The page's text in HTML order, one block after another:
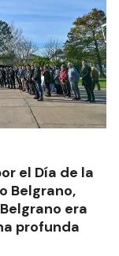
el Día de la
Belgrano,
era
profunda